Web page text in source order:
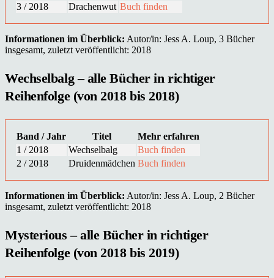
3 / 2018
Drachenwut Buch finden
Informationen im Überblick: Autor/in: Jess A. Loup, 3 Bücher
insgesamt, zuletzt veröffentlicht: 2018
Wechselbalg – alle Bücher in richtiger
Reihenfolge (von 2018 bis 2018)
Band / Jahr Titel
Mehr erfahren
1 / 2018
Wechselbalg
Buch finden
2 / 2018
Druidenmädchen Buch finden
Informationen im Überblick: Autor/in: Jess A. Loup, 2 Bücher
insgesamt, zuletzt veröffentlicht: 2018
Mysterious – alle Bücher in richtiger
Reihenfolge (von 2018 bis 2019)